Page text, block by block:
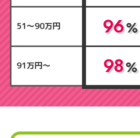
51～90万円 96%
91万円～ 98%